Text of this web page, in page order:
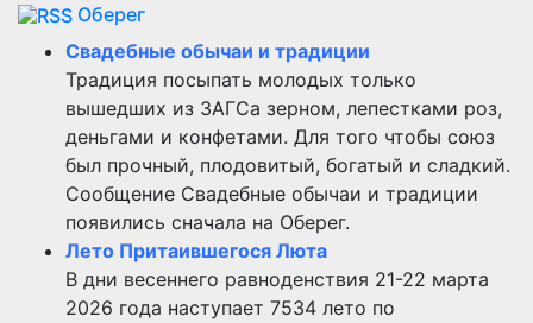
Оберег
Свадебные обычаи и традиции
Традиция посыпать молодых только
вышедших из ЗАГСа зерном, лепестками роз,
деньгами и конфетами. Для того чтобы союз
был прочный, плодовитый, богатый и сладкий.
Сообщение Свадебные обычаи и традиции
появились сначала на Оберег.
Лето Притаившегося Люта
В дни весеннего равноденствия 21-22 марта
2026 года наступает 7534 лето по